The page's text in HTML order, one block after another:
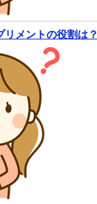
リメントの役割は？